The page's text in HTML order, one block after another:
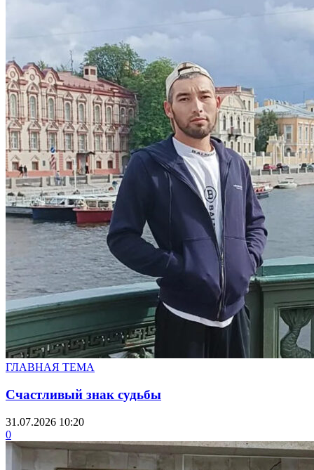
ГЛАВНАЯ ТЕМА
Счастливый знак судьбы
31.07.2026 10:20
0